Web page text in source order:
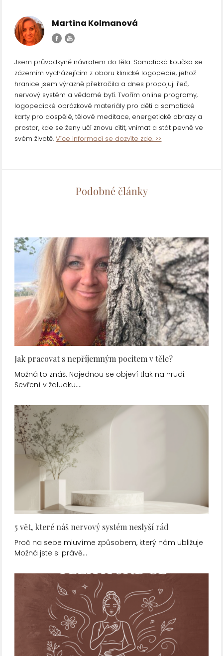
Martina Kolmanová
Jsem průvodkyně návratem do těla. Somatická koučka se
zázemím vycházejícím z oboru klinické logopedie, jehož
hranice jsem výrazně překročila a dnes propojuji řeč,
nervový systém a vědomé bytí. Tvořím online programy,
logopedické obrázkové materiály pro děti a somatické
karty pro dospělé, tělové meditace, energetické obrazy a
prostor, kde se ženy učí znovu cítit, vnímat a stát pevně ve
svém životě.Více informací se dozvíte zde. >>
Podobné články
Jak pracovat s nepříjemným pocitem v těle?
Možná to znáš. Najednou se objeví tlak na hrudi.
Sevření v žaludku.…
5 vět, které náš nervový systém neslyší rád
Proč na sebe mluvíme způsobem, který nám ubližuje
Možná jste si právě…